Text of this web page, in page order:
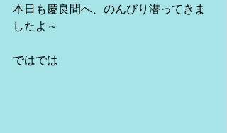
本日も慶良間へ、のんびり潜ってきま
したよ～
ではでは